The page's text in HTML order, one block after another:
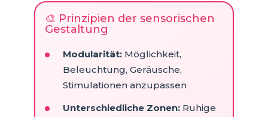
🎨 Prinzipien der sensorischen
Gestaltung
Modularität:Möglichkeit,
Beleuchtung, Geräusche,
Stimulationen anzupassen
Unterschiedliche Zonen:Ruhige